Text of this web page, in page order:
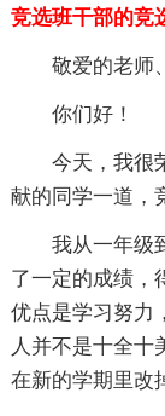
竞选班干部的竞
敬爱的老师
你们好！
今天，我很
献的同学一道，
我从一年级
了一定的成绩，
优点是学习努力
人并不是十全十
在新的学期里改